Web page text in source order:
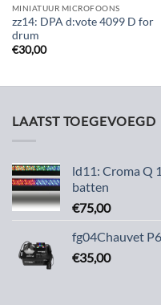
MINIATUUR MICROFOONS
zz14: DPA d:vote 4099 D for
drum
€30,00
LAATST TOEGEVOEGD
ld11: Croma Q
batten
€75,00
fg04Chauvet
€35,00